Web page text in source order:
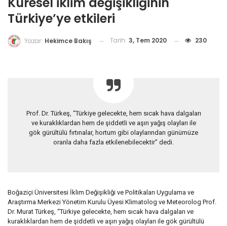
Türkiye’ye etkileri
Yazar: Hekimce Bakış Tarih: 3, Tem 2020 230
Prof. Dr. Türkeş, “Türkiye gelecekte, hem sıcak hava dalgaları
ve kuraklıklardan hem de şiddetli ve aşırı yağış olayları ile
gök gürültülü fırtınalar, hortum gibi olaylarından günümüze
oranla daha fazla etkilenebilecektir” dedi.
Boğaziçi Üniversitesi İklim Değişikliği ve Politikaları Uygulama ve
Araştırma Merkezi Yönetim Kurulu Üyesi Klimatolog ve Meteorolog Prof.
Dr. Murat Türkeş, “Türkiye gelecekte, hem sıcak hava dalgaları ve
kuraklıklardan hem de şiddetli ve aşırı yağış olayları ile gök gürültülü